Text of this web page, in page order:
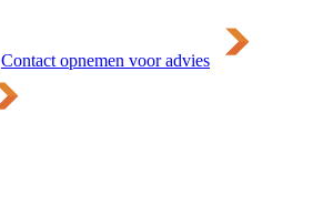
Contact opnemen voor advies